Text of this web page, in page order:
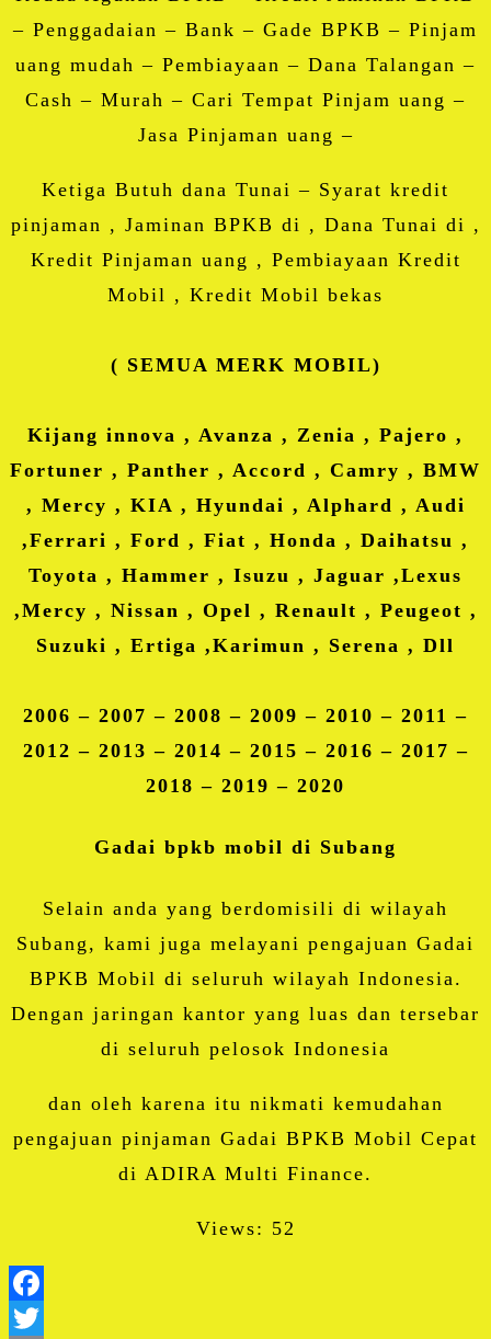
– Penggadaian – Bank – Gade BPKB – Pinjam
uang mudah – Pembiayaan – Dana Talangan –
Cash – Murah – Cari Tempat Pinjam uang –
Jasa Pinjaman uang –
Ketiga Butuh dana Tunai – Syarat kredit
pinjaman , Jaminan BPKB di , Dana Tunai di ,
Kredit Pinjaman uang , Pembiayaan Kredit
Mobil , Kredit Mobil bekas
( SEMUA MERK MOBIL)
Kijang innova , Avanza , Zenia , Pajero ,
Fortuner , Panther , Accord , Camry , BMW
, Mercy , KIA , Hyundai , Alphard , Audi
,Ferrari , Ford , Fiat , Honda , Daihatsu ,
Toyota , Hammer , Isuzu , Jaguar ,Lexus
,Mercy , Nissan , Opel , Renault , Peugeot ,
Suzuki , Ertiga ,Karimun , Serena , Dll
2006 – 2007 – 2008 – 2009 – 2010 – 2011 –
2012 – 2013 – 2014 – 2015 – 2016 – 2017 –
2018 – 2019 – 2020
Gadai bpkb mobil di Subang
Selain anda yang berdomisili di wilayah
Subang, kami juga melayani pengajuan Gadai
BPKB Mobil di seluruh wilayah Indonesia.
Dengan jaringan kantor yang luas dan tersebar
di seluruh pelosok Indonesia
dan oleh karena itu nikmati kemudahan
pengajuan pinjaman Gadai BPKB Mobil Cepat
di ADIRA Multi Finance.
Views: 52